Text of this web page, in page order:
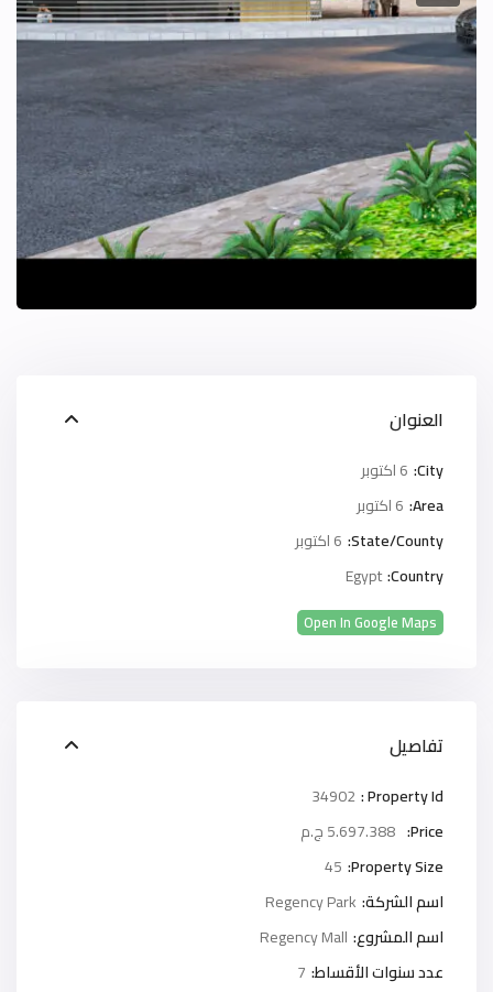
العنوان
City: 6 اكتوبر
Area: 6 اكتوبر
State/County: 6 اكتوبر
Country:
Egypt
Open In Google Maps
تفاصيل
Property Id :
34902
Price: 5.697.388 ج.م
Property Size:
45
اسم الشركة: Regency Park
اسم المشروع: Regency Mall
عدد سنوات الأقساط: 7